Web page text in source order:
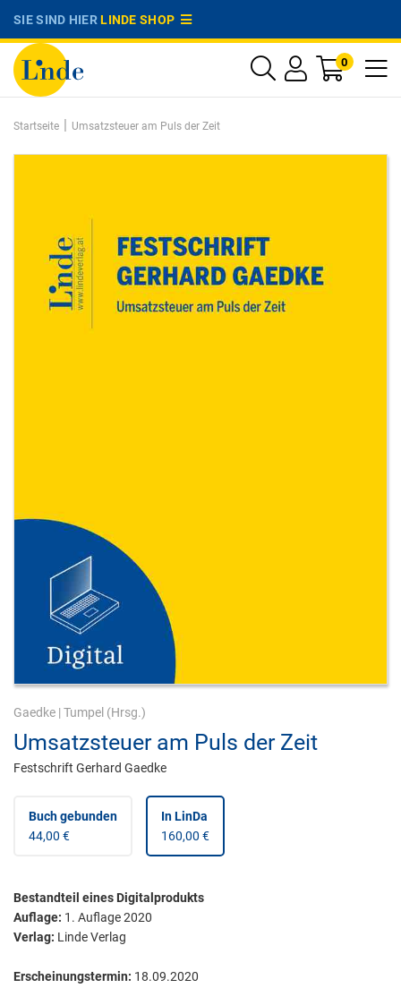
SIE SIND HIERLINDE SHOP
0
Startseite | Umsatzsteuer am Puls der Zeit
Gaedke | Tumpel (Hrsg.)
Umsatzsteuer am Puls der Zeit
Festschrift Gerhard Gaedke
Buch gebunden
44,00 €
In LinDa
160,00 €
Bestandteil eines Digitalprodukts
Auflage: 1. Auflage 2020
Verlag: Linde Verlag
Erscheinungstermin: 18.09.2020